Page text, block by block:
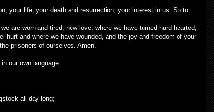
your life, your death and resurrection, your interest in us. So to
are worn and tired, new love, where we have turned hard hearted,
hurt and where we have wounded, and the joy and freedom of your
prisoners of ourselves. Amen.
our own language
all day long;